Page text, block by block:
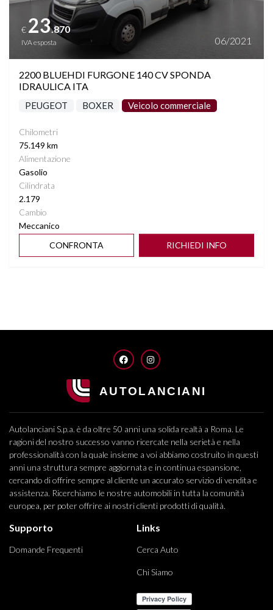
€ 23.870
IVA esposta 06/2021
2200 BLUEHDI FURGONE 140 CV SPONDA
IDRAULICA ITA
PEUGEOT BOXER Veicolo commerciale
Chilometri
75.149 km
Alimentazione
Gasolio
Cilindrata
2.179
Cambio
Meccanico
CONFRONTA
RICHIEDI INFO
FACEBOOKINSTAGRAM
Autolanciani S.p.a. è da oltre 50 anni una solida realtà a Roma. Le
ragioni del nostro successo vanno ricercate nella serietà e nella
professionalità con la quale insieme a voi abbiamo costruito in questi
anni una struttura sempre aggiornata e in continua espansione,
cercando di offrire sempre al cliente un accurato servizio di vendita e
assistenza. Ricerchiamo le nostre automobili in tutta la comunità
europea, per poter offrire ai nostri clienti prodotti di qualità.
Supporto
Domande Frequenti
Links
Cerca Auto
Chi Siamo